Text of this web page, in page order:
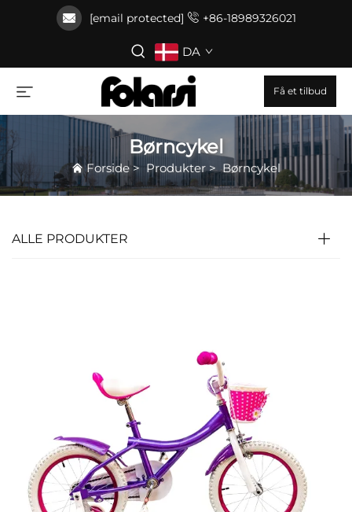
[email protected] +86-18989326021
DA
Få et tilbud
Børncykel
Forside> Produkter>Børncykel
ALLE PRODUKTER